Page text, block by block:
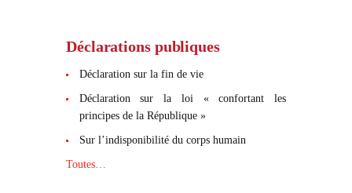
Déclarations publiques
Déclaration sur la fin de vie
Déclaration sur la loi « confortant les
principes de la République »
Sur l’indisponibilité du corps humain
Toutes…